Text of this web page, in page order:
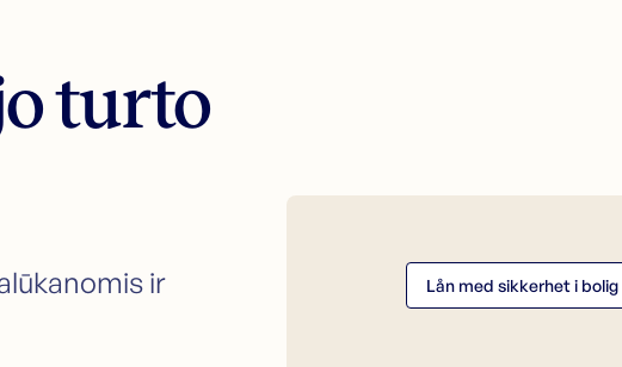
Konsultavimas finansų klausimais
Bankininkystės žodynas (NO)
turto
ir
Lån med sikkerhet i bolig